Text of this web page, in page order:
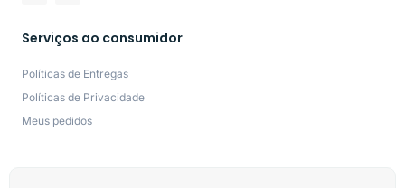
Serviços ao consumidor
Políticas de Entregas
Políticas de Privacidade
Meus pedidos